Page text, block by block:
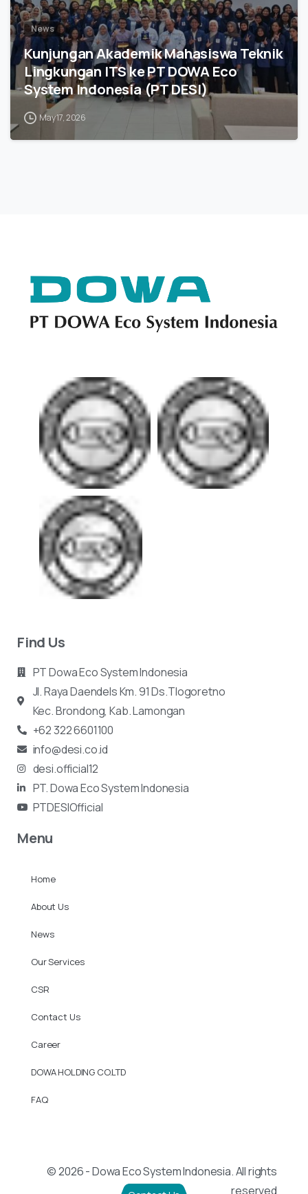
News
Kunjungan Akademik Mahasiswa Teknik
Lingkungan ITS ke PT DOWA Eco
System Indonesia (PT DESI)
May 17, 2026
Find Us
PT Dowa Eco System Indonesia
Jl. Raya Daendels Km. 91 Ds.Tlogoretno
Kec.Brondong, Kab. Lamongan
+62 322 6601100
info@desi.co.id
desi.official12
PT. Dowa Eco System Indonesia
PTDESIOfficial
Menu
Home
About Us
News
Our Services
CSR
Contact Us
Career
DOWA HOLDING CO.LTD
FAQ
© 2026 - Dowa Eco System Indonesia. All rights
reserved